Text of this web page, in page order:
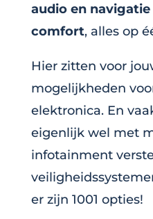
audio en navigatie
comfort, alles op
Hier zitten voor
mogelijkheden
elektronica. En
eigenlijk wel met
infotainment
er zijn 1001 opties!